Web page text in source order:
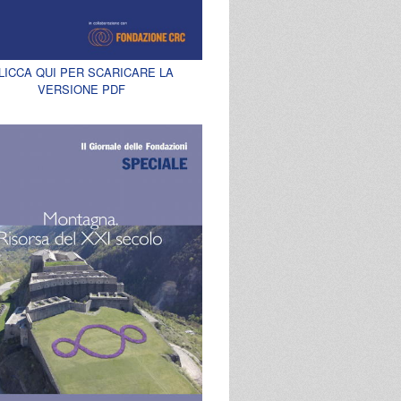
QUI PER SCARICARE LA
VERSIONE PDF